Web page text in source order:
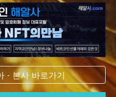
- 본사 바로가기